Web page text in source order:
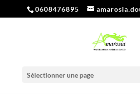
0608476895
Sélectionner une page